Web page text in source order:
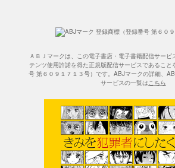
ＡＢＪマークは、この電子書店・電子書籍配信サービ
テンツ使用許諾を得た正規版配信サービスであること
号 第６０９１７１３号）です。ABJマークの詳細、
サービスの一覧はこちら